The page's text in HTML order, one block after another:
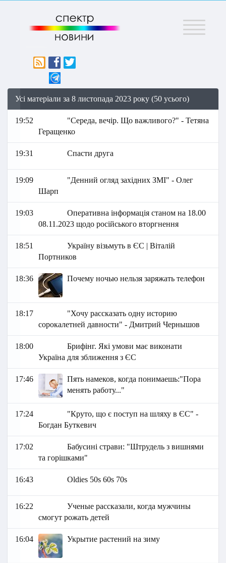
Меню
Усі матеріали за 8 листопада 2023 року (50 усього)
19:52
"Середа, вечір. Що важливого?" - Тетяна
Геращенко
19:31 Спасти друга
19:09
"Денний огляд західних ЗМІ" - Олег
Шарп
19:03
Оперативна інформація станом на 18.00
08.11.2023 щодо російського вторгнення
18:51
Україну візьмуть в ЄС | Віталій
Портников
18:36 Почему ночью нельзя заряжать телефон
18:17
"Хочу рассказать одну историю
сорокалетней давности" - Дмитрий Чернышов
18:00
Брифінг. Які умови має виконати
Україна для зближення з ЄС
17:46
Пять намеков, когда понимаешь:"Пора
менять работу..."
17:24
"Круто, що є поступ на шляху в ЄС" -
Богдан Буткевич
17:02
Бабусині страви: "Штрудель з вишнями
та горішками"
16:43 Oldies 50s 60s 70s
16:22
Ученые рассказали, когда мужчины
смогут рожать детей
16:04 Укрытие растений на зиму